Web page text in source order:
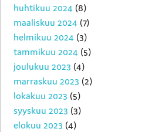
huhtikuu 2024 (8)
maaliskuu 2024 (7)
helmikuu 2024 (3)
tammikuu 2024 (5)
joulukuu 2023 (4)
marraskuu 2023 (2)
lokakuu 2023 (5)
syyskuu 2023 (3)
elokuu 2023 (4)